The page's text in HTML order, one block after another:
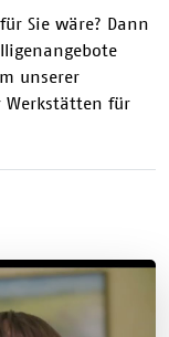
Sie wäre? Dann
unserer
Werkstätten für